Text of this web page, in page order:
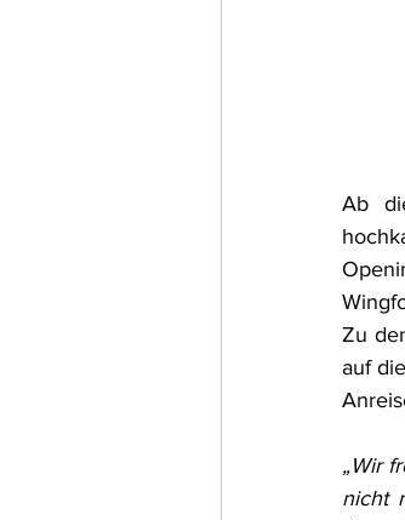
Ab
Zu
auf
„Wir
nicht